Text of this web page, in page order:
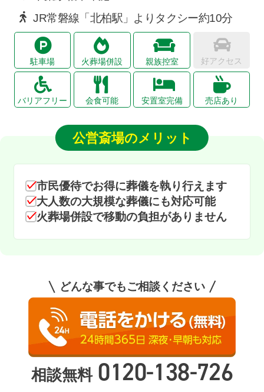
JR常磐線「北柏駅」よりタクシー約10分
駐車場 火葬場併設 親族控室 好アクセス
バリアフリー 会食可能 安置室完備 売店あり
公営斎場のメリット
市民優待でお得に葬儀を執り行えます
大人数の大規模な葬儀にも対応可能
火葬場併設で移動の負担がありません
どんな事でもご相談ください
相談無料 0120-138-726